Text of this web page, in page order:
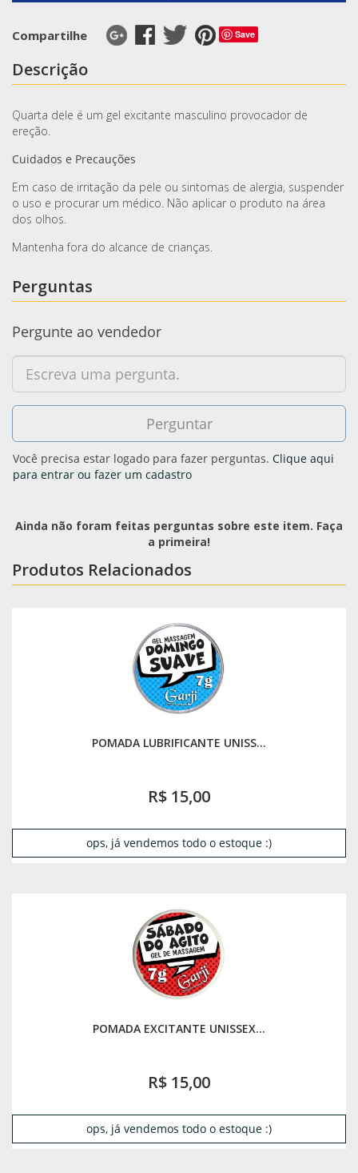
Compartilhe Save
Descrição
Quarta dele é um gel excitante masculino provocador de
ereção.
Cuidados e Precauções
Em caso de irritação da pele ou sintomas de alergia, suspender
o uso e procurar um médico. Não aplicar o produto na área
dos olhos.
Mantenha fora do alcance de crianças.
Perguntas
Pergunte ao vendedor
Você precisa estar logado para fazer perguntas. Clique aqui
para entrar ou fazer um cadastro
Ainda não foram feitas perguntas sobre este item. Faça
a primeira!
Produtos Relacionados
POMADA LUBRIFICANTE UNISS...
R$ 15,00
ops, já vendemos todo o estoque :)
POMADA EXCITANTE UNISSEX...
R$ 15,00
ops, já vendemos todo o estoque :)